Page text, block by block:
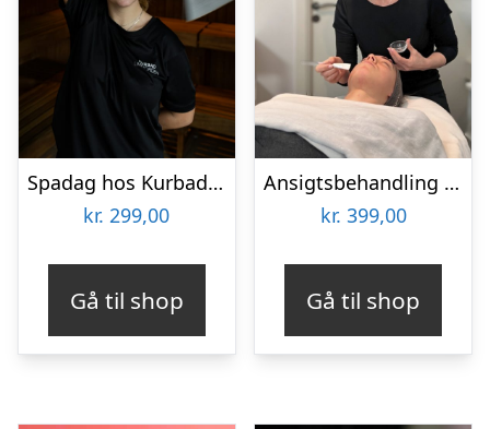
Spadag hos Kurbad Limfjorden
kr. 299,00
Gå til shop
Ansigtsbehandling hos Harmonie Spa
kr. 399,00
Gå til shop